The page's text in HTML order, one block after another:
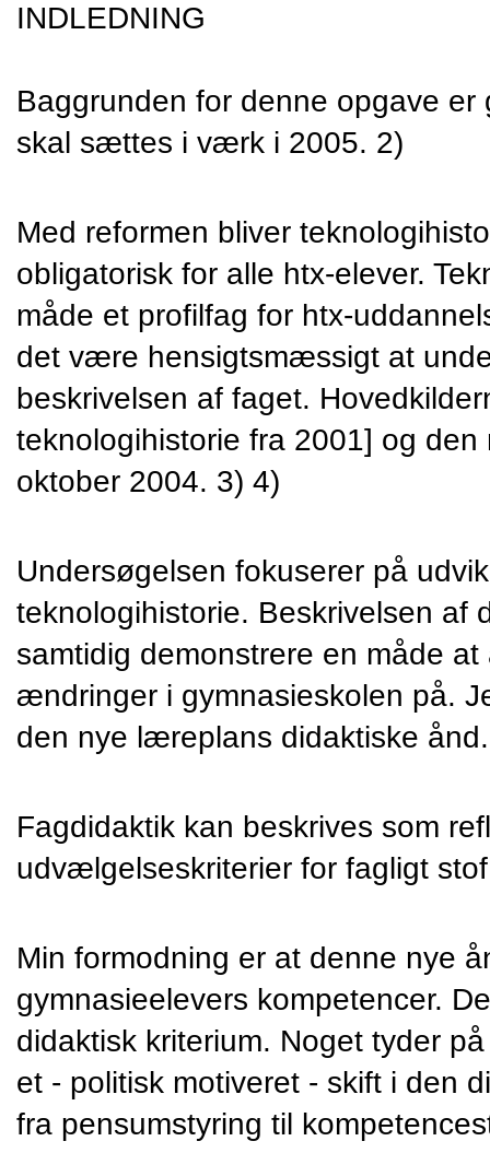
INDLEDNING
Baggrunden for denne opgave er
skal sættes i værk i 2005. 2)
Med reformen bliver
obligatorisk for alle htx-elever.
måde et profilfag for htx-
det være hensigtsmæssigt at
beskrivelsen af faget.
teknologihistorie fra 2001] og
oktober 2004. 3) 4)
Undersøgelsen fokuserer på
teknologihistorie. Beskrivelsen af
samtidig demonstrere en måde
ændringer i gymnasieskolen på.
den nye læreplans didaktiske ånd.
Fagdidaktik kan beskrives som
udvælgelseskriterier for fagligt
Min formodning er at denne nye
gymnasieelevers kompetencer.
didaktisk kriterium. Noget tyder
et - politisk motiveret - skift i den
fra pensumstyring til